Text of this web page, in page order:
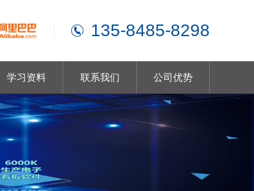
135-8485-8298
学习资料 联系我们 公司优势